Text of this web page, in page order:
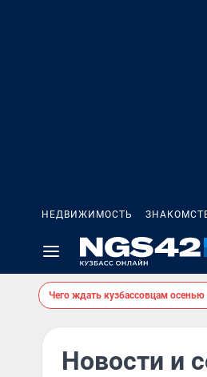
НЕДВИЖИМОСТЬ
Чего ждать кузбассовцам
Новости и